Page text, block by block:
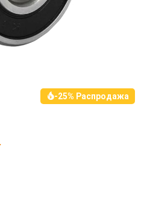
-25% Распродажа